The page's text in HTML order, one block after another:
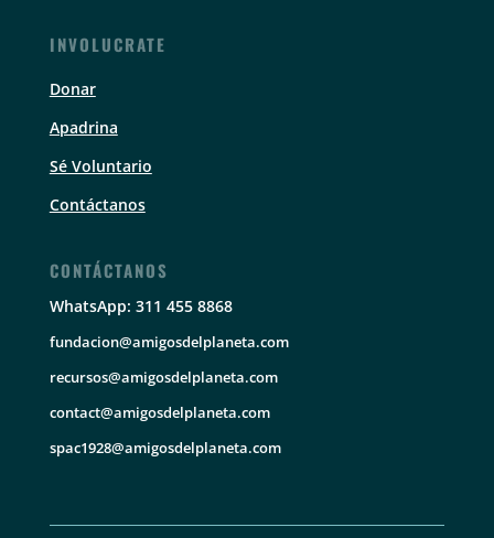
INVOLUCRATE
Donar
Apadrina
Sé Voluntario
Contáctanos
CONTÁCTANOS
WhatsApp: 311 455 8868
fundacion@amigosdelplaneta.com
recursos@amigosdelplaneta.com
contact@amigosdelplaneta.com
spac1928@amigosdelplaneta.com